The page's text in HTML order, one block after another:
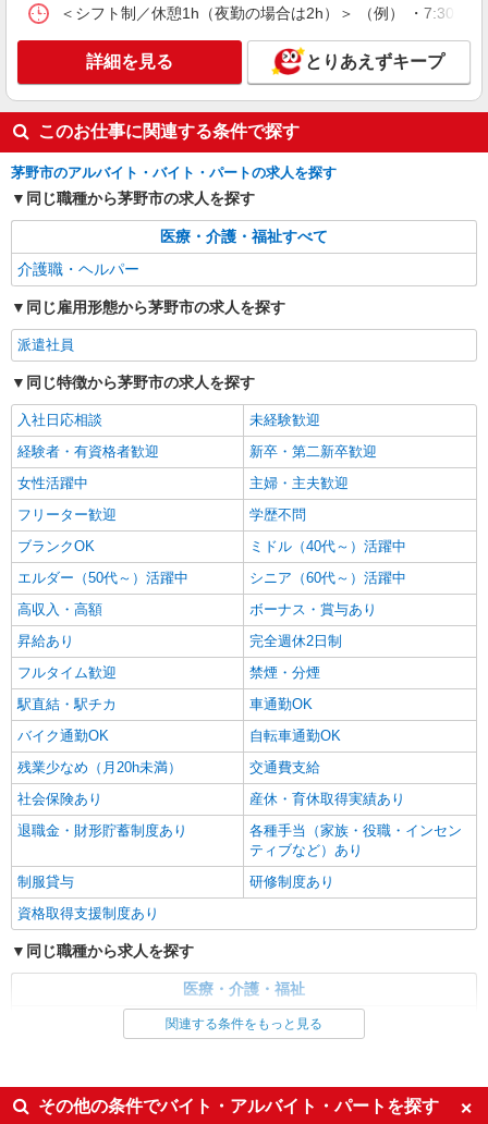
派遣社員
株式会社kotrio /●MT-H-2051293
茅野市＊年齢不問◎未経験から安定した業界へ
＊サ高住
時給1500円〜2125円 ＜日払い有/週払い有/交
通費全支給(ガソリン代含む)＞
茅野市
詳細を見る
株式会社kotrio /●MT-H-1977547
茅野市★シニア向け住宅での見守り・生活サポ
時給1500円〜2125円 ＜日払い有/週払い有/交
キープ 詳細を見る
派遣社員
株式会社kotrio /●MT-H-2068637
茅野市のデイサービス♪日勤のみ！残業ゼロで
趣味も満喫
時給1500円〜2125円 ＜日払い有/週払い有/交
通費全支給(ガソリン代含む)＞
茅野市ほか 周辺エリア多数
キープ 詳細を見る
＜シフト制／休憩1h（夜勤の場合は2h）＞ （例） ・7:30
詳細を見る とりあえずキープ
このお仕事に関連する条件で探す
茅野市のアルバイト・バイト・パートの求人を探す
同じ職種から茅野市の求人を探す
医療・介護・福祉すべて
介護職・ヘルパー
同じ雇用形態から茅野市の求人を探す
派遣社員
同じ特徴から茅野市の求人を探す
入社日応相談
未経験歓迎
経験者・有資格者歓迎
新卒・第二新卒歓迎
女性活躍中
主婦・主夫歓迎
フリーター歓迎
学歴不問
ブランクOK
ミドル（40代～）活躍中
エルダー（50代～）活躍中
シニア（60代～）活躍中
高収入・高額
ボーナス・賞与あり
昇給あり
完全週休2日制
フルタイム歓迎
禁煙・分煙
駅直結・駅チカ
車通勤OK
バイク通勤OK
自転車通勤OK
残業少なめ（月20h未満）
交通費支給
社会保険あり
産休・育休取得実績あり
退職金・財形貯蓄制度あり
各種手当（家族・役職・インセン
ティブなど）あり
制服貸与
研修制度あり
資格取得支援制度あり
同じ職種から求人を探す
医療・介護・福祉
未経験歓迎
ミドル（40代～）活躍中
関連する条件をもっと見る
その他の条件でバイト・アルバイト・パートを探す